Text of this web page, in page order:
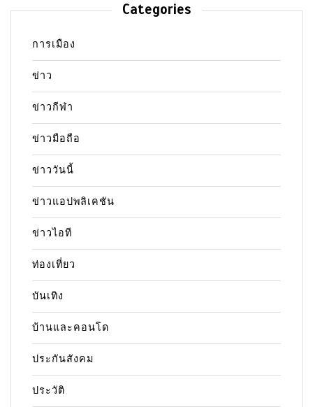
Categories
การเมือง
ข่าว
ข่าวกีฬา
ข่าวมือถือ
ข่าววันนี้
ข่าวแอปพลิเคชัน
ข่าวไอที
ท่องเที่ยว
บันเทิง
บ้านและคอนโด
ประกันสังคม
ประวัติ